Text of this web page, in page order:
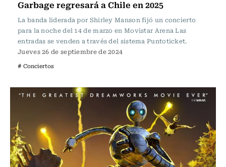
Garbage regresará a Chile en 2025
La banda liderada por Shirley Manson fijó un concierto
para la noche del 14 de marzo en Movistar Arena Las
entradas se venden a través del sistema Puntoticket.
Jueves 26 de septiembre de 2024
# Conciertos